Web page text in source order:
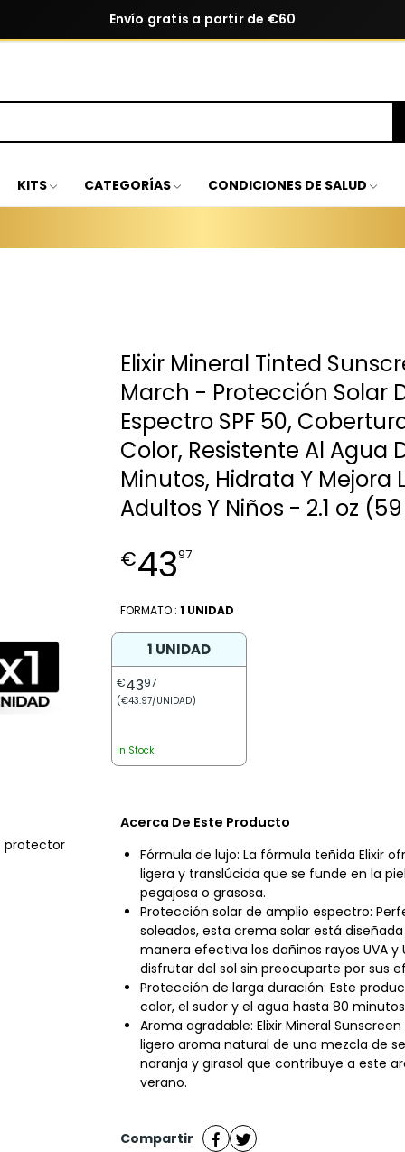
Envío gratis a partir de €60
KITS CATEGORÍAS CONDICIONES DE SALUD
protector
Elixir Mineral Tinted
March - Protección Solar
Espectro SPF 50,
Color, Resistente Al Agua
Minutos, Hidrata Y Mejora
Adultos Y Niños - 2.1 oz
€4397
FORMATO : 1 UNIDAD
1 UNIDAD
€4397
(€43.97/UNIDAD)
In Stock
Acerca De Este Producto
Fórmula de lujo: La fórmula teñida Elixir
ligera y translúcida que se funde en la
pegajosa o grasosa.
Protección solar de amplio espectro:
soleados, esta crema solar está
manera efectiva los dañinos rayos UVA y
disfrutar del sol sin preocuparte por sus
Protección de larga duración: Este
calor, el sudor y el agua hasta 80
Aroma agradable: Elixir Mineral
ligero aroma natural de una mezcla de
naranja y girasol que contribuye a este
verano.
Compartir